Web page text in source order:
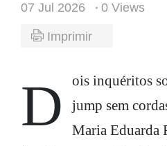
07 Jul 2026
0 Views
Imprimir
Dois inquéritos sobre o salto de rope
jump sem
Maria Eduarda